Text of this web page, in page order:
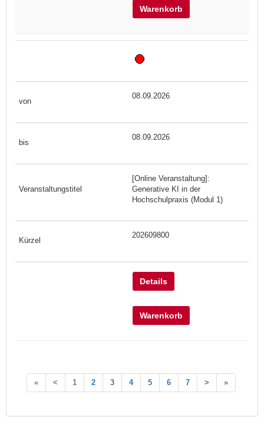
Warenkorb
08.09.2026
08.09.2026
[Online Veranstaltung]:
Generative KI in der
Hochschulpraxis (Modul 1)
202609800
Details
Warenkorb
« < 1 2 3 4 5 6 7 > »